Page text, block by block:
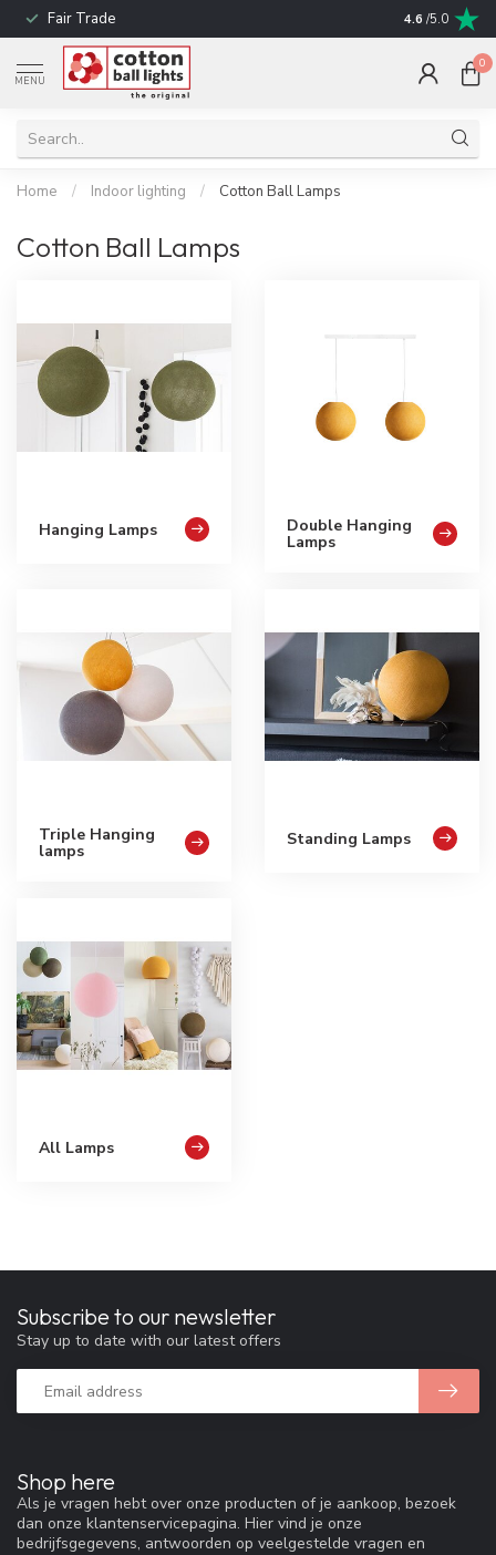
Fair Trade ! No shipping
4.6 /5.0
MENU
0
Home / Indoor lighting / Cotton Ball Lamps
Cotton Ball Lamps
Hanging Lamps Double Hanging
Lamps
Triple Hanging
lamps
Standing Lamps
All Lamps
Shop here
Als je vragen hebt over onze producten of je aankoop, bezoek
dan onze klantenservicepagina. Hier vind je onze
bedrijfsgegevens, antwoorden op veelgestelde vragen en
Subscribe to our newsletter
Stay up to date with our latest offers